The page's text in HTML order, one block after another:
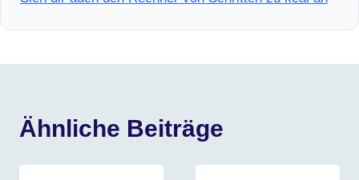
Ähnliche Beiträge